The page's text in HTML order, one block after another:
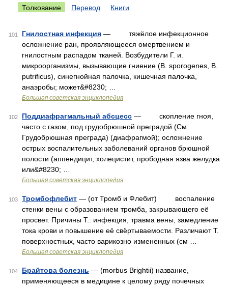
Толкование Перевод Книги
101 Гнилостная инфекция — тяжёлое инфекционное
осложнение ран, проявляющееся омертвением и
гнилостным распадом тканей. Возбудители Г. и.
микроорганизмы, вызывающие гниение (В. sporogenes, В.
putrificus), синегнойная палочка, кишечная палочка,
анаэробы; может&#8230; …
Большая советская энциклопедия
102 Поддиафрагмальный абсцесс — скопление гноя,
часто с газом, под грудобрюшной преградой (См.
Грудобрюшная преграда) (диафрагмой); осложнение
острых воспалительных заболеваний органов брюшной
полости (аппендицит, холецистит, прободная язва желудка
или&#8230; …
Большая советская энциклопедия
103 Тромбофлебит — (от Тромб и Флебит) воспаление
стенки вены с образованием тромба, закрывающего её
просвет. Причины Т.: инфекция, травма вены, замедление
тока крови и повышение её свёртываемости. Различают Т.
поверхностных, часто варикозно измененных (см …
Большая советская энциклопедия
104 Брайтова болезнь — (morbus Brightii) название,
применяющееся в медицине к целому ряду почечных